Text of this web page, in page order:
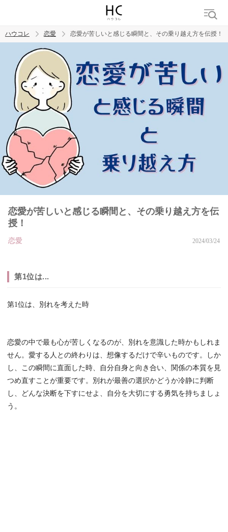
トレンド ワード
恋愛
ハウコレ 恋愛 恋愛が苦しいと感じる瞬間と、その乗り越え方を伝授！
恋愛が苦しいと感じる瞬間と、その乗り越え方を伝
授！
恋愛 2024/03/24
第1位は...
第1位は、別れを考えた時
恋愛の中で最も心が苦しくなるのが、別れを意識した時かもしれま
せん。愛する人との終わりは、想像するだけで辛いものです。しか
し、この瞬間に直面した時、自分自身と向き合い、関係の本質を見
つめ直すことが重要です。別れが最善の選択かどうか冷静に判断
し、どんな決断を下すにせよ、自分を大切にする勇気を持ちましょ
う。